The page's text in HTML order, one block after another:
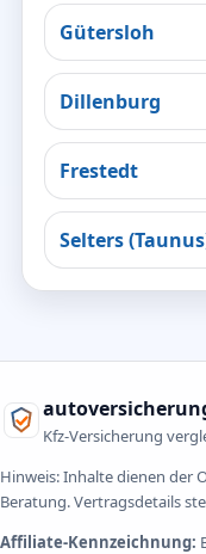
Gütersloh
Dillenburg
Frestedt
Selters
Kfz-Versicherung
Hinweis: Inhalte dienen der
Beratung. Vertragsdetails
Affiliate-Kennzeichnung: